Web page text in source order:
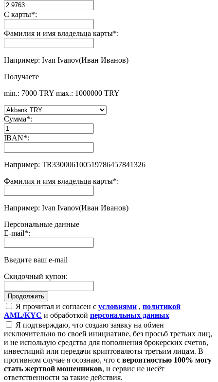
С карты*:
Фамилия и имя владельца карты*:
Например: Ivan Ivanov(Иван Иванов)
Получаете
min.: 7000 TRY max.: 1000000 TRY
Сумма*:
IBAN*:
Например: TR330006100519786457841326
Фамилия и имя владельца карты*:
Например: Ivan Ivanov(Иван Иванов)
Персональные данные
E-mail*:
Введите ваш e-mail
Скидочный купон:
Я прочитал и согласен с условиями , политикой
AML/KYC и обработкой персональных данных
Я подтверждаю, что создаю заявку на обмен
исключительно по своей инициативе, без просьб третьих лиц,
и не использую средства для пополнения брокерских счетов,
инвестиций или передачи криптовалюты третьим лицам. В
противном случае я осознаю, что с вероятностью 100% могу
стать жертвой мошенников, и сервис не несёт
ответственности за такие действия.